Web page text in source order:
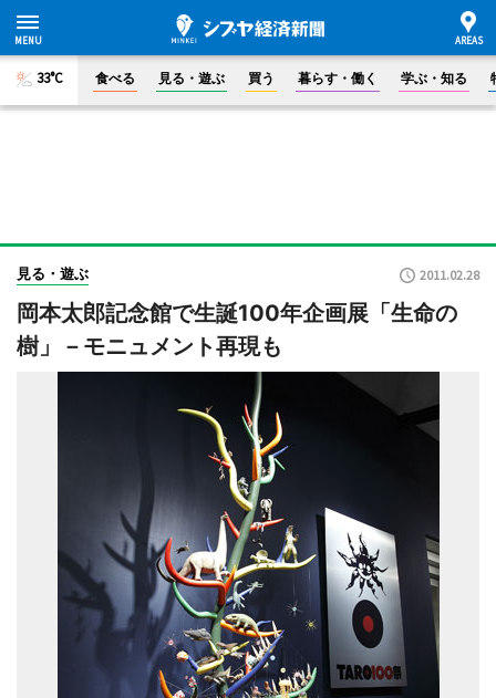
33°C 食べる 見る・遊ぶ 買う 暮らす・働く 学ぶ・知る
見る・遊ぶ 2011.02.28
岡本太郎記念館で生誕100年企画展「生命の
樹」－モニュメント再現も